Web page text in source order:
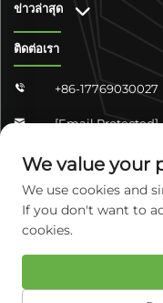
ข่าวล่าสุด
ติดต่อเรา
 +86-17769030027
 [email Protected]

จงซาน ชางจวิน 4-
ประเทศจีน
ลิขสิทธิ์ © 2025 บริษัท เคัง
We value your
We use cookies and
If you don't want to
cookies.